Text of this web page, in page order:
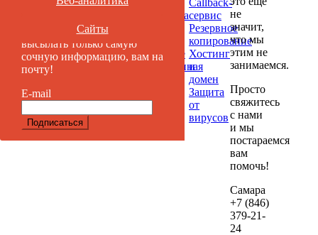
Маркет
Видеореклама
Поисковое
продвижение
Таргетированная
Callback-
сервис
Резервное
копирование
Хостинг
и
домен
Защита
от
вирусов
не
значит,
что мы
этим не
занимаемся.
Просто
свяжитесь
с нами
и мы
постараемся
вам
помочь!
Самара
+7 (846)
379-21-
24
Сайты
Подпишитесь и мы будем
высылать только самую
сочную информацию, вам на
почту!
E-mail